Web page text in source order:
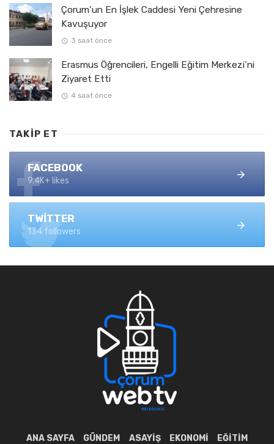
Çorum’un En İşlek Caddesi Yeni Çehresine
Kavuşuyor
3 saat önce
Erasmus Öğrencileri, Engelli Eğitim Merkezi’ni
Ziyaret Etti
4 saat önce
TAKIP ET
FACEBOOK
9.4K+ likes
TWITTER
134 followers
ANA SAYFA GÜNDEM ASAYIŞ EKONOMI EĞITIM